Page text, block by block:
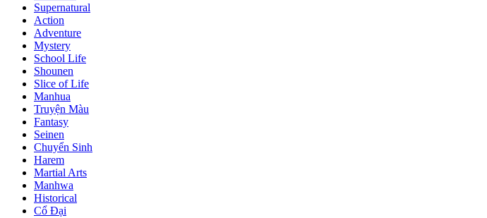
Supernatural
Action
Adventure
Mystery
School Life
Shounen
Slice of Life
Manhua
Truyện Màu
Fantasy
Seinen
Chuyển Sinh
Harem
Martial Arts
Manhwa
Historical
Cổ Đại